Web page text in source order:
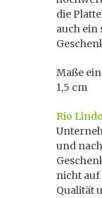
die
auch ein
Maße
1,5 cm
Rio Lindo
und
nicht auf
Qualität